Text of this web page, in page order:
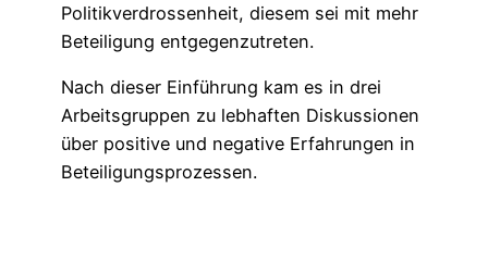
Politikverdrossenheit, diesem sei mit mehr
Beteiligung entgegenzutreten.
Nach dieser Einführung kam es in drei
Arbeitsgruppen zu lebhaften Diskussionen
über positive und negative Erfahrungen in
Beteiligungsprozessen.